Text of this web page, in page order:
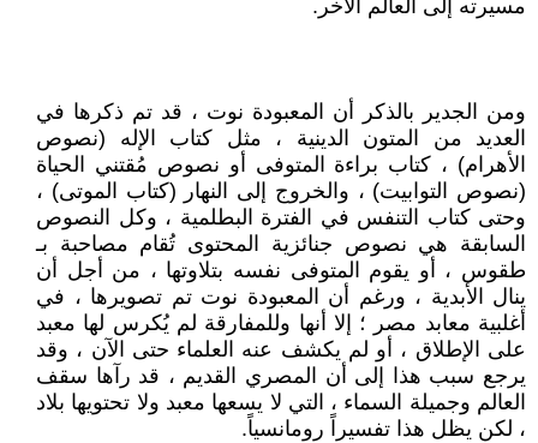
مسيرته إلى العالم الآخر.
ومن الجدير بالذكر أن المعبودة نوت ، قد تم ذكرها في
العديد من المتون الدينية ، مثل كتاب الإله (نصوص
الأهرام) ، كتاب براءة المتوفى أو نصوص مُقتني الحياة
(نصوص التوابيت) ، والخروج إلى النهار (كتاب الموتى) ،
وحتى كتاب التنفس في الفترة البطلمية ، وكل النصوص
السابقة هي نصوص جنائزية المحتوى تُقام مصاحبة بـ
طقوس ، أو يقوم المتوفى نفسه بتلاوتها ، من أجل أن
ينال الأبدية ، ورغم أن المعبودة نوت تم تصويرها ، في
أغلبية معابد مصر ؛ إلا أنها وللمفارقة لم يُكرس لها معبد
على الإطلاق ، أو لم يكشف عنه العلماء حتى الآن ، وقد
يرجع سبب هذا إلى أن المصري القديم ، قد رآها سقف
العالم وجميلة السماء ، التي لا يسعها معبد ولا تحتويها بلاد
، لكن يظل هذا تفسيراً رومانسياً.